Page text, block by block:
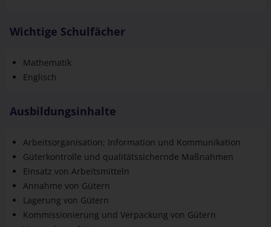
Wichtige Schulfächer
Mathematik
Englisch
Ausbildungsinhalte
Arbeitsorganisation; Information und Kommunikation
Güterkontrolle und qualitätssichernde Maßnahmen
Einsatz von Arbeitsmitteln
Annahme von Gütern
Lagerung von Gütern
Kommissionierung und Verpackung von Gütern